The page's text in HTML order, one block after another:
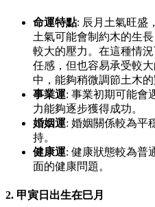
命運特點: 辰月土氣旺盛
土氣可能會制約木的生
較大的壓力。在這種情
任感，但也容易承受較
中，能夠稍微調節土木的
事業運: 事業初期可能會
力能夠逐步獲得成功。
婚姻運: 婚姻關係較為平
持。
健康運: 健康狀態較為普
面的健康問題。
2. 甲寅日出生在巳月